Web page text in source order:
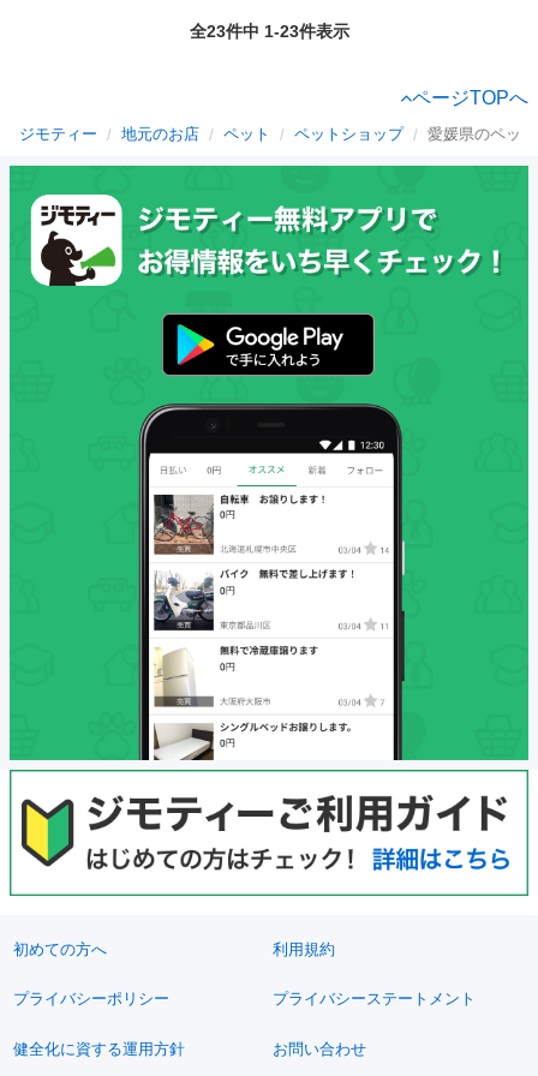
全23件中 1-23件表示
ページTOPへ
ジモティー 地元のお店 ペット ペットショップ 愛媛県のペッ
初めての方へ 利用規約
プライバシーポリシー プライバシーステートメント
健全化に資する運用方針 お問い合わせ